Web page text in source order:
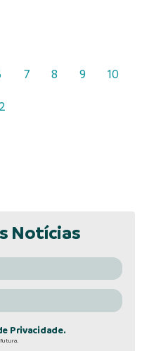
7 8 9 10
Notícias
Privacidade.